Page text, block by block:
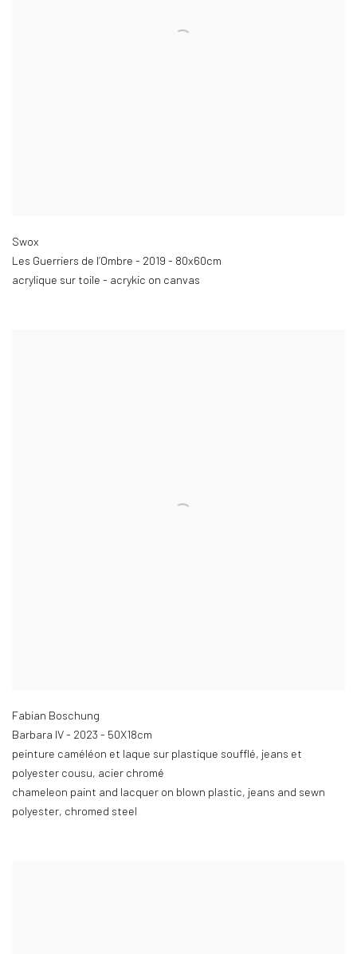
Swox
Les Guerriers de l’Ombre - 2019 - 80x60cm
acrylique sur toile - acrykic on canvas
Fabian Boschung
Barbara IV - 2023 - 50X18cm
peinture caméléon et laque sur plastique soufflé, jeans et
polyester cousu, acier chromé
chameleon paint and lacquer on blown plastic, jeans and sewn
polyester, chromed steel